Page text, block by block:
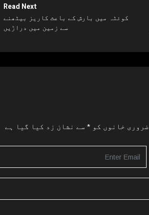
Read Next
کوئٹہ میں بارش کے باعث کاریز بیٹھنے
سے زمین میں دراڑیں
ضروری خانوں کو * سے نشان زد کیا گیا ہے